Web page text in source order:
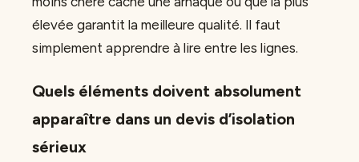
élevée garantit la meilleure qualité. Il faut
simplement apprendre à lire entre les lignes.
Quels éléments doivent absolument
apparaître dans un devis d’isolation
sérieux